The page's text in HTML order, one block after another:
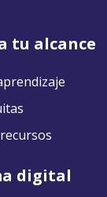
tu alcance
digital